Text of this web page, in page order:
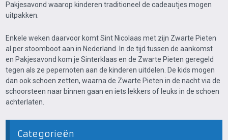
Pakjesavond waarop kinderen traditioneel de cadeautjes mogen
uitpakken.
Enkele weken daarvoor komt Sint Nicolaas met zijn Zwarte Pieten
al per stoomboot aan in Nederland. In de tijd tussen de aankomst
en Pakjesavond kom je Sinterklaas en de Zwarte Pieten geregeld
tegen als ze pepernoten aan de kinderen uitdelen. De kids mogen
dan ook schoen zetten, waarna de Zwarte Pieten in de nacht via de
schoorsteen naar binnen gaan en iets lekkers of leuks in de schoen
achterlaten.
Categorieën